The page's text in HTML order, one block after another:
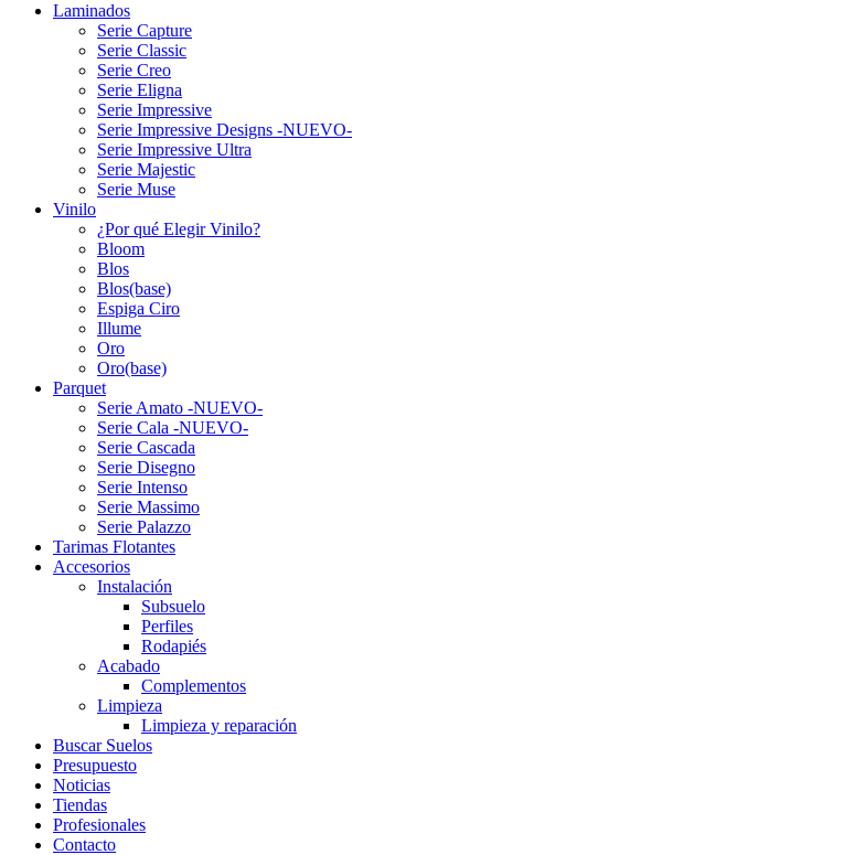
Laminados
Serie Capture
Serie Classic
Serie Creo
Serie Eligna
Serie Impressive
Serie Impressive Designs -NUEVO-
Serie Impressive Ultra
Serie Majestic
Serie Muse
Vinilo
¿Por qué Elegir Vinilo?
Bloom
Blos
Blos(base)
Espiga Ciro
Illume
Oro
Oro(base)
Parquet
Serie Amato -NUEVO-
Serie Cala -NUEVO-
Serie Cascada
Serie Disegno
Serie Intenso
Serie Massimo
Serie Palazzo
Tarimas Flotantes
Accesorios
Instalación
Subsuelo
Perfiles
Rodapiés
Acabado
Complementos
Limpieza
Limpieza y reparación
Buscar Suelos
Presupuesto
Noticias
Tiendas
Profesionales
Contacto